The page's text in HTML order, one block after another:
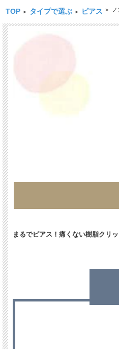
TOP > タイプで選ぶ > ピアス >
まるでピアス！痛くない樹脂クリ